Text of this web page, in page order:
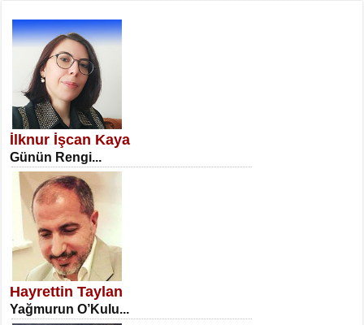
SATILMIŞ ÜMİT ÇETİNKAYA
Erkenlik...
NECLA DİLEK ARSLAN
Öğretmenler Günü Mahkemesi...
İlknur İşcan Kaya
Günün Rengi...
Hayrettin Taylan
Yağmurun O’Kulu...